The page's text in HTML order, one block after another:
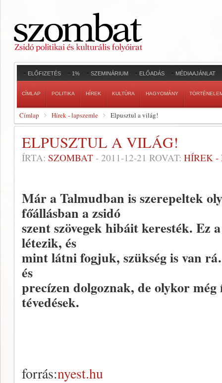
ELŐFIZETÉS 1% SZEMINÁRIUM ELŐADÁS MÉDIAAJÁNLAT
CÍMLAP POLITIKA HÍREK KULTÚRA HAGYOMÁNY
Címlap Hírek - lapszemle Elpusztul a világ!
ELPUSZTUL A VILÁG!
ÍRTA: SZOMBAT - 2011-12-21 ROVAT: HÍREK -
Már a Talmudban is szerepeltek
főállásban a zsidó
szent szövegek hibáit keresték. Ez
létezik, és
mint látni fogjuk, szükség is van
és
precízen dolgoznak, de olykor még
tévedések.
forrás:nyest.hu